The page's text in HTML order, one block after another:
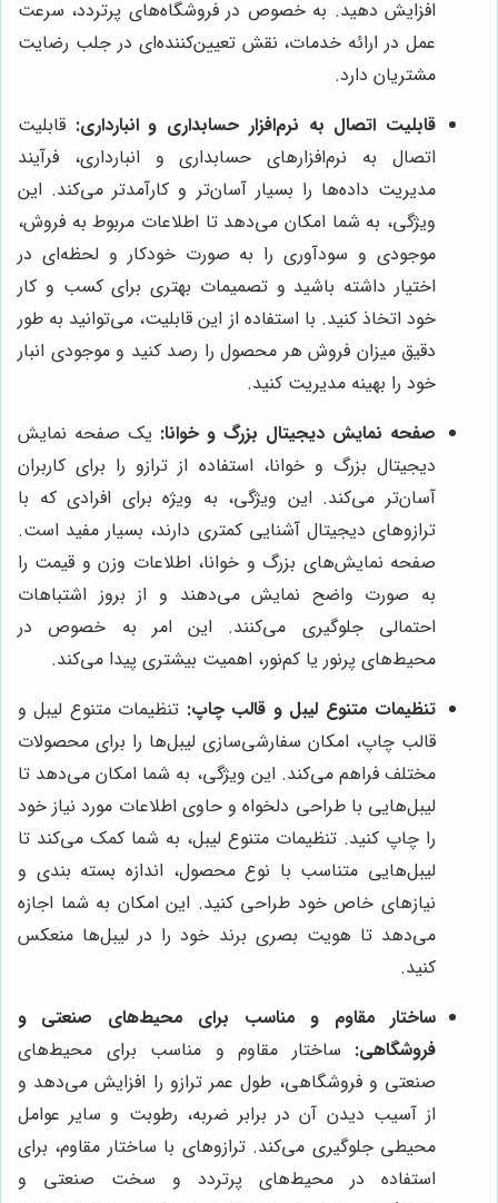
افزایش دهید. به خصوص در فروشگاه‌های پرتردد، سرعت
عمل در ارائه خدمات، نقش تعیین‌کننده‌ای در جلب رضایت
مشتریان دارد.
قابلیت اتصال به نرم‌افزار حسابداری و انبارداری: قابلیت
اتصال به نرم‌افزارهای حسابداری و انبارداری، فرآیند
مدیریت داده‌ها را بسیار آسان‌تر و کارآمدتر می‌کند. این
ویژگی، به شما امکان می‌دهد تا اطلاعات مربوط به فروش،
موجودی و سودآوری را به صورت خودکار و لحظه‌ای در
اختیار داشته باشید و تصمیمات بهتری برای کسب و کار
خود اتخاذ کنید. با استفاده از این قابلیت، می‌توانید به طور
دقیق میزان فروش هر محصول را رصد کنید و موجودی انبار
خود را بهینه مدیریت کنید.
صفحه نمایش دیجیتال بزرگ و خوانا: یک صفحه نمایش
دیجیتال بزرگ و خوانا، استفاده از ترازو را برای کاربران
آسان‌تر می‌کند. این ویژگی، به ویژه برای افرادی که با
ترازوهای دیجیتال آشنایی کمتری دارند، بسیار مفید است.
صفحه نمایش‌های بزرگ و خوانا، اطلاعات وزن و قیمت را
به صورت واضح نمایش می‌دهند و از بروز اشتباهات
احتمالی جلوگیری می‌کنند. این امر به خصوص در
محیط‌های پرنور یا کم‌نور، اهمیت بیشتری پیدا می‌کند.
تنظیمات متنوع لیبل و قالب چاپ: تنظیمات متنوع لیبل و
قالب چاپ، امکان سفارشی‌سازی لیبل‌ها را برای محصولات
مختلف فراهم می‌کند. این ویژگی، به شما امکان می‌دهد تا
لیبل‌هایی با طراحی دلخواه و حاوی اطلاعات مورد نیاز خود
را چاپ کنید. تنظیمات متنوع لیبل، به شما کمک می‌کند تا
لیبل‌هایی متناسب با نوع محصول، اندازه بسته بندی و
نیازهای خاص خود طراحی کنید. این امکان به شما اجازه
می‌دهد تا هویت بصری برند خود را در لیبل‌ها منعکس
کنید.
ساختار مقاوم و مناسب برای محیط‌های صنعتی و
فروشگاهی: ساختار مقاوم و مناسب برای محیط‌های
صنعتی و فروشگاهی، طول عمر ترازو را افزایش می‌دهد و
از آسیب دیدن آن در برابر ضربه، رطوبت و سایر عوامل
محیطی جلوگیری می‌کند. ترازوهای با ساختار مقاوم، برای
استفاده در محیط‌های پرتردد و سخت صنعتی و